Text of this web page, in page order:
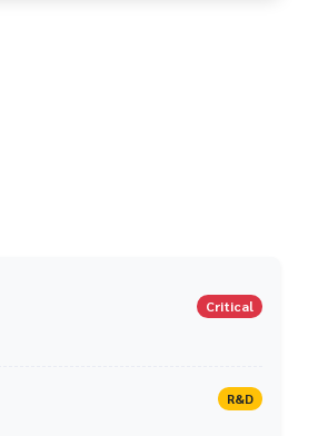
Critical
R&D